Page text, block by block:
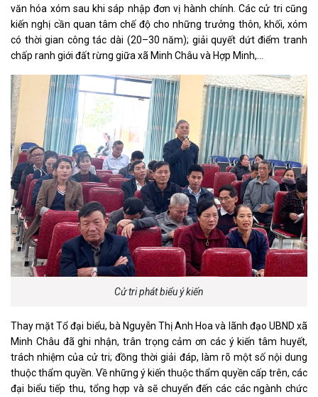
văn hóa xóm sau khi sáp nhập đơn vị hành chính. Các cử tri cũng
kiến nghị cần quan tâm chế độ cho những trưởng thôn, khối, xóm
có thời gian công tác dài (20–30 năm); giải quyết dứt điểm tranh
chấp ranh giới đất rừng giữa xã Minh Châu và Hợp Minh,…
Cử tri phát biểu ý kiến
Thay mặt Tổ đại biểu, bà Nguyễn Thị Anh Hoa và lãnh đạo UBND xã
Minh Châu đã ghi nhận, trân trọng cảm ơn các ý kiến tâm huyết,
trách nhiệm của cử tri; đồng thời giải đáp, làm rõ một số nội dung
thuộc thẩm quyền. Về những ý kiến thuộc thẩm quyền cấp trên, các
đại biểu tiếp thu, tổng hợp và sẽ chuyển đến các các ngành chức